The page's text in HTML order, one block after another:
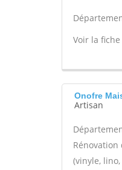
Voir la
Onofre
Artisan
(vinyle,